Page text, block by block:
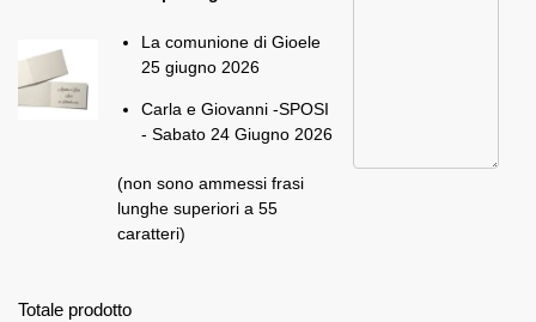
La comunione di Gioele
25 giugno 2026
Carla e Giovanni -SPOSI
- Sabato 24 Giugno 2026
(non sono ammessi frasi
lunghe superiori a 55
caratteri)
Totale prodotto